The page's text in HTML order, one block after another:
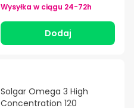
Wysyłka w ciągu 24-72h
Dodaj
Solgar Omega 3 High
Concentration 120